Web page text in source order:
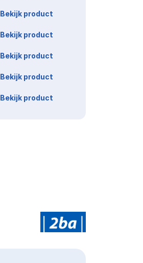
Bekijk product
Bekijk product
Bekijk product
Bekijk product
Bekijk product